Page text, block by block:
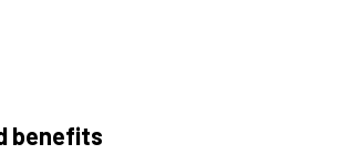
benefits